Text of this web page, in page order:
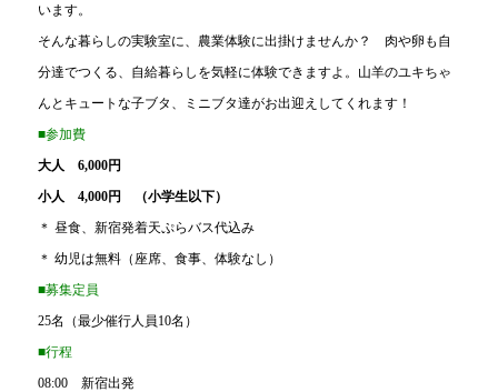
います。
そんな暮らしの実験室に、農業体験に出掛けませんか？ 肉や卵も自
分達でつくる、自給暮らしを気軽に体験できますよ。山羊のユキちゃ
んとキュートな子ブタ、ミニブタ達がお出迎えしてくれます！
■参加費
大人 6,000円
小人 4,000円 （小学生以下）
＊ 昼食、新宿発着天ぷらバス代込み
＊ 幼児は無料（座席、食事、体験なし）
■募集定員
25名（最少催行人員10名）
■行程
08:00 新宿出発